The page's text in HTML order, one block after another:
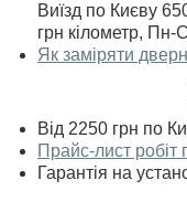
Виїзд по Києву
грн кілометр, Пн-
Як заміряти
Від 2250 грн по
Прайс-лист робіт
Гарантія на